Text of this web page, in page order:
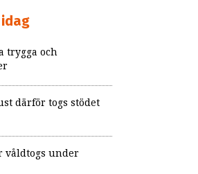
trygga och
därför togs stödet
våldtogs under